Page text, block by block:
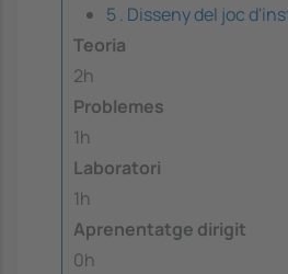
5 . Disseny del joc
Teoria
2h
Problemes
1h
Laboratori
1h
Aprenentatge dirigit
0h